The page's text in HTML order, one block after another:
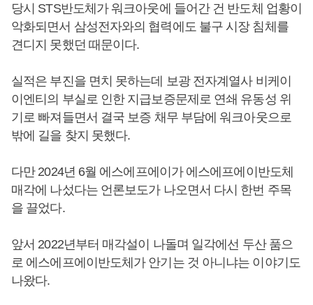
당시 STS반도체가 워크아웃에 들어간 건 반도체 업황이
악화되면서 삼성전자와의 협력에도 불구 시장 침체를
견디지 못했던 때문이다.
실적은 부진을 면치 못하는데 보광 전자계열사 비케이
이엔티의 부실로 인한 지급보증문제로 연쇄 유동성 위
기로 빠져들면서 결국 보증 채무 부담에 워크아웃으로
밖에 길을 찾지 못했다.
다만 2024년 6월 에스에프에이가 에스에프에이반도체
매각에 나섰다는 언론보도가 나오면서 다시 한번 주목
을 끌었다.
앞서 2022년부터 매각설이 나돌며 일각에선 두산 품으
로 에스에프에이반도체가 안기는 것 아니냐는 이야기도
나왔다.